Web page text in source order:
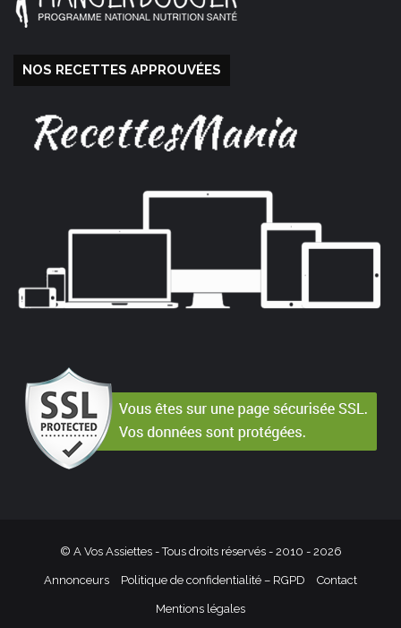
NOS RECETTES APPROUVÉES
© A Vos Assiettes - Tous droits réservés - 2010 - 2026
Annonceurs Politique de confidentialité – RGPD Contact
Mentions légales